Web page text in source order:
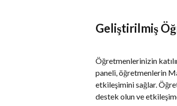
Geliştirilmiş
Öğretmenlerinizin
paneli, öğretmenlerin
etkileşimini sağlar.
destek olun ve